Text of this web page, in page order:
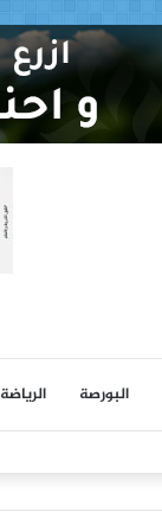
البورصة الرياضة